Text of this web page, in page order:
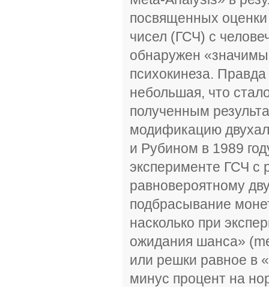
посвященных оценки
чисел (ГСЧ) с
обнаружен
психокинеза.
небольшая, что
полученным
модификацию
и Рубином в 1989
эксперименте ГСЧ с
равновероятному
подбрасывание
насколько при
ожидания шанса»
или решки равное в
минус процент на